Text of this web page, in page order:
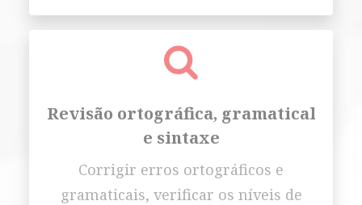
Revisão ortográfica, gramatical
e sintaxe
Corrigir erros ortográficos e
gramaticais, verificar os níveis de